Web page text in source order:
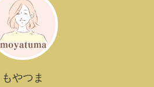
もやつま